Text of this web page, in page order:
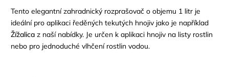
Tento elegantní zahradnický rozprašovač o objemu 1 litr je
ideální pro aplikaci ředěných tekutých hnojiv jako je například
Žížalica z naší nabídky. Je určen k aplikaci hnojiv na listy rostlin
nebo pro jednoduché vlhčení rostlin vodou.